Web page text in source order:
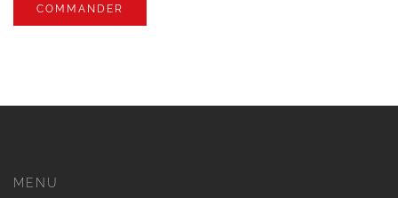
COMMANDER
MENU